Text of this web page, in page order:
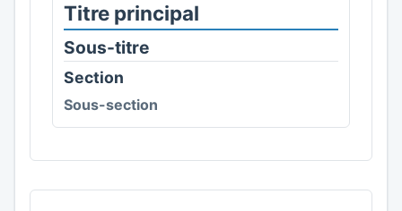
Titre principal
Sous-titre
Section
Sous-section